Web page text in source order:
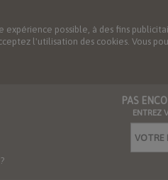
possible, à des fins
l'utilisation des cookies. Vous
PAS
ENTREZ